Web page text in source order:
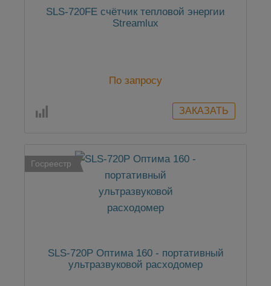
SLS-720FE cчётчик тепловой энергии
Streamlux
По запросу
Госреестр
SLS-720P Оптима 160 - портативный
ультразвуковой расходомер